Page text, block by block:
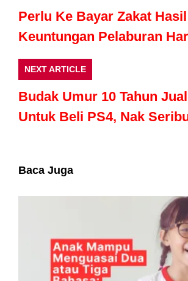
Perlu Ke Bayar Zakat Hasil
Keuntungan Pelaburan
NEXT ARTICLE
Budak Umur 10 Tahun
Untuk Beli PS4, Nak
Baca Juga